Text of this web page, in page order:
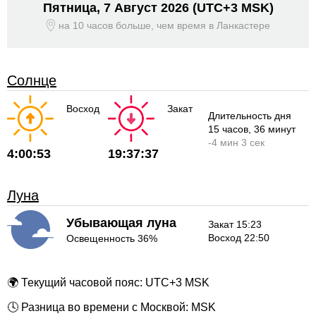
Пятница, 7 Август 2026 (UTC+3 MSK)
на 10 часов больше, чем время в Ланкастере
Солнце
Восход
4:00:53
Закат
19:37:37
Длительность дня
15 часов , 36 минут
-4 мин3 сек
Луна
Убывающая луна
Освещенность 36%
Закат 15:23
Восход 22:50
🌍 Текущий часовой пояс: UTC+3 MSK
🕓 Разница во времени с Москвой: MSK